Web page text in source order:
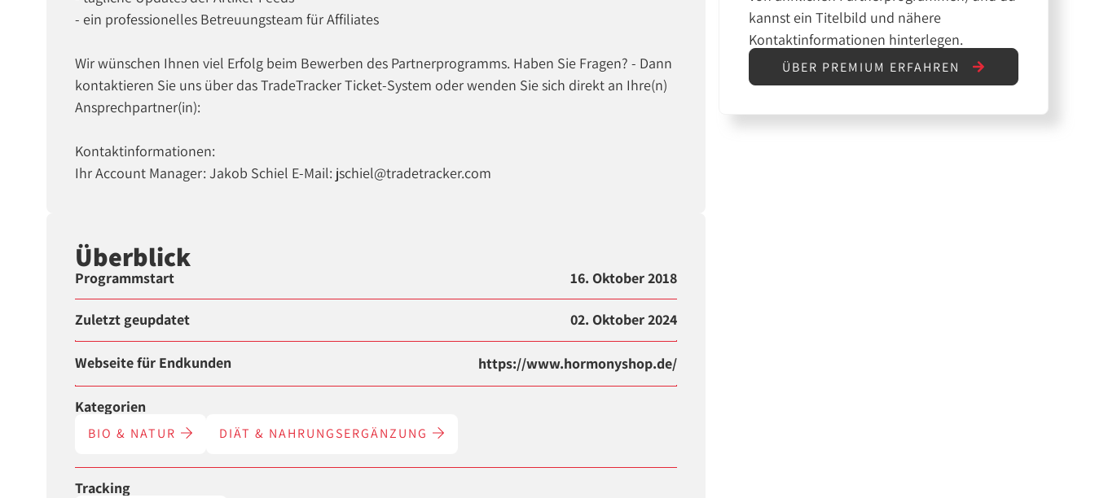
- ein professionelles Betreuungsteam für Affiliates
Wir wünschen Ihnen viel Erfolg beim Bewerben des Partnerprogramms. Haben Sie Fragen? - Dann
kontaktieren Sie uns über das TradeTracker Ticket-System oder wenden Sie sich direkt an Ihre(n)
Ansprechpartner(in):
Kontaktinformationen:
Ihr Account Manager: Jakob Schiel E-Mail: jschiel@tradetracker.com
Überblick
Programmstart 16. Oktober 2018
Zuletzt geupdatet 02. Oktober 2024
Webseite für Endkunden https://www.hormonyshop.de/
Kategorien
BIO & NATUR DIÄT & NAHRUNGSERGÄNZUNG
Tracking
kannst ein Titelbild und nähere
Kontaktinformationen hinterlegen.
ÜBER PREMIUM ERFAHREN